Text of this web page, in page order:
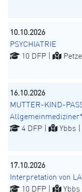
10.10.2026
PSYCHIATRIE
10 DFP |
16.10.2026
MUTTER-KIND-
4 DFP |
Ybbs |
17.10.2026
Interpretation von
10 DFP |
Ybbs |